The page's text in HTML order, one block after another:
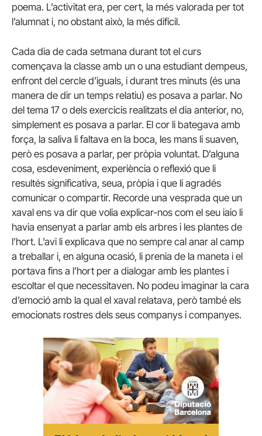
poema. L’activitat era, per cert, la més valorada per tot
l’alumnat i, no obstant això, la més difícil.
Cada dia de cada setmana durant tot el curs
començava la classe amb un o una estudiant dempeus,
enfront del cercle d’iguals, i durant tres minuts (és una
manera de dir un temps relatiu) es posava a parlar. No
del tema 17 o dels exercicis realitzats el dia anterior, no,
simplement es posava a parlar. El cor li bategava amb
força, la saliva li faltava en la boca, les mans li suaven,
però es posava a parlar, per pròpia voluntat. D’alguna
cosa, esdeveniment, experiència o reflexió que li
resultés significativa, seua, pròpia i que li agradés
comunicar o compartir. Recorde una vesprada que un
xaval ens va dir que volia explicar-nos com el seu iaio li
havia ensenyat a parlar amb els arbres i les plantes de
l’hort. L’avi li explicava que no sempre cal anar al camp
a treballar i, en alguna ocasió, li prenia de la maneta i el
portava fins a l’hort per a dialogar amb les plantes i
escoltar el que necessitaven. No podeu imaginar la cara
d’emoció amb la qual el xaval relatava, però també els
emocionats rostres dels seus companys i companyes.